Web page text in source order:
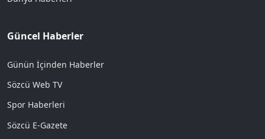
Güncel Haberler
Günün İçinden Haberler
Sözcü Web TV
Spor Haberleri
Sözcü E-Gazete